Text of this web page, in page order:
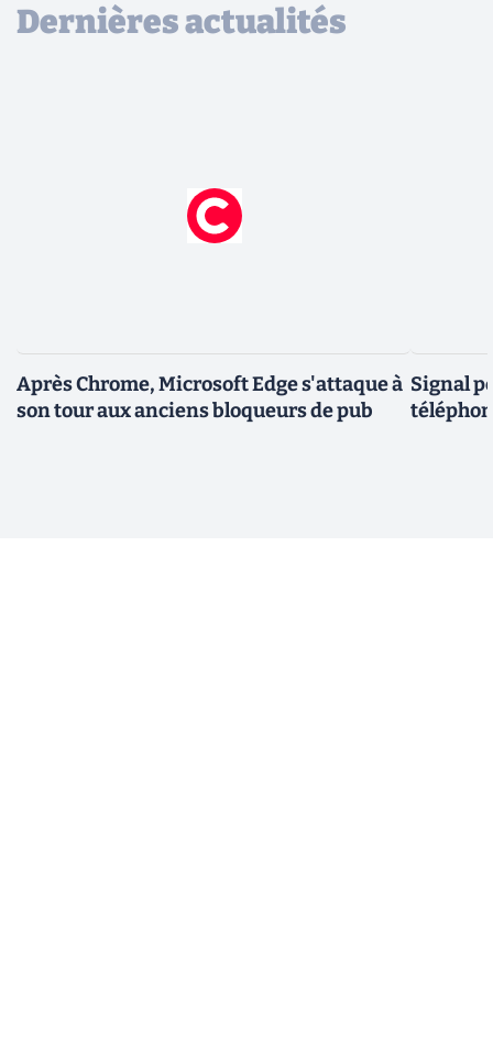
Dernières actualités
Après Chrome, Microsoft Edge s'attaque à
son tour aux anciens bloqueurs de pub
Signal